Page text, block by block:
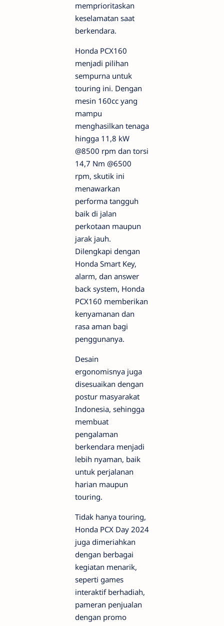
memprioritaskan
keselamatan saat
berkendara.
Honda PCX160
menjadi pilihan
sempurna untuk
touring ini. Dengan
mesin 160cc yang
mampu
menghasilkan tenaga
hingga 11,8 kW
@8500 rpm dan torsi
14,7 Nm @6500
rpm, skutik ini
menawarkan
performa tangguh
baik di jalan
perkotaan maupun
jarak jauh.
Dilengkapi dengan
Honda Smart Key,
alarm, dan answer
back system, Honda
PCX160 memberikan
kenyamanan dan
rasa aman bagi
penggunanya.
Desain
ergonomisnya juga
disesuaikan dengan
postur masyarakat
Indonesia, sehingga
membuat
pengalaman
berkendara menjadi
lebih nyaman, baik
untuk perjalanan
harian maupun
touring.
Tidak hanya touring,
Honda PCX Day 2024
juga dimeriahkan
dengan berbagai
kegiatan menarik,
seperti games
interaktif berhadiah,
pameran penjualan
dengan promo